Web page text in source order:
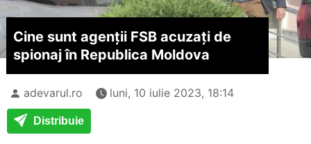
Cine sunt agenții FSB acuzați de
spionaj în Republica Moldova
adevarul.ro luni, 10 iulie 2023, 18:14
Distribuie